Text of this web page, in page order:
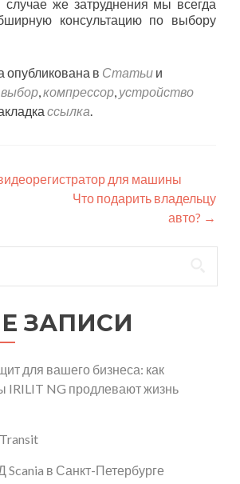
же затруднения мы всегда
консультацию по выбору
опубликована в Статьи и
выбор,компрессор, устройство
ссылка.
для машины
Что подарить владельцу
авто? →
ЗАПИСИ
для вашего бизнеса: как
IRILIT NG продлевают жизнь
в Санкт-Петербурге